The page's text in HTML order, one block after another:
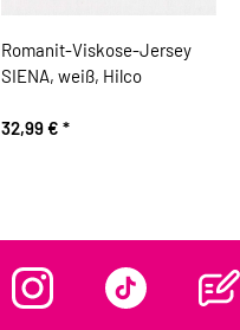
Romanit-Viskose-Jersey
SIENA, weiß, Hilco
32,99 € *